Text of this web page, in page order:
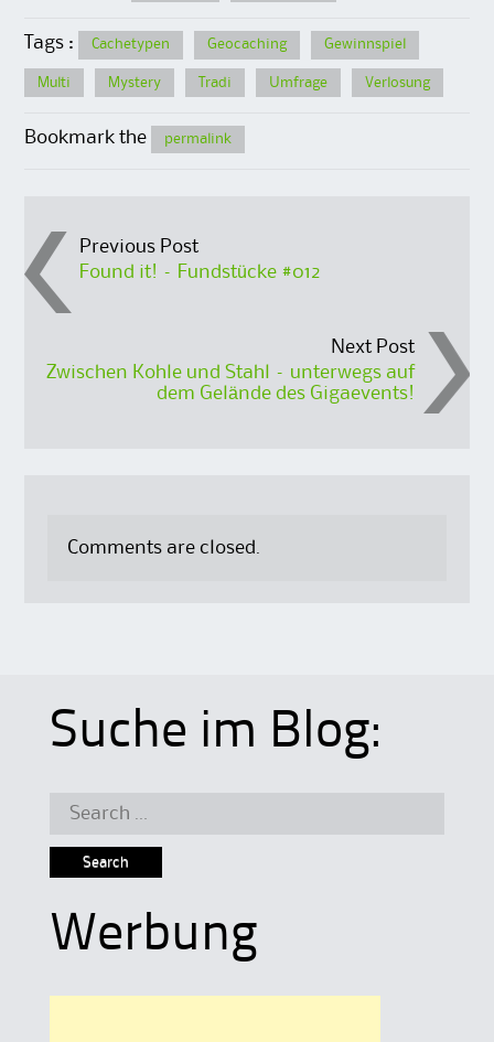
Tags : Cachetypen Geocaching Gewinnspiel
Multi Mystery Tradi Umfrage Verlosung
Bookmark the permalink
Post
navigation
Previous Post
Found it! – Fundstücke #012
Next Post
Zwischen Kohle und Stahl – unterwegs auf
dem Gelände des Gigaevents!
Comments are closed.
Suche im Blog:
Search
Werbung